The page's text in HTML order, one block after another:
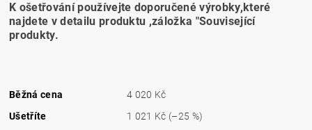
K ošetřování používejte doporučené výrobky,které
najdete v detailu produktu ,záložka "Související
produkty.
Běžná cena
4 020 Kč
Ušetříte
1 021 Kč (–25 %)